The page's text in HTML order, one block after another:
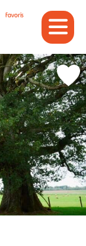
Favoris